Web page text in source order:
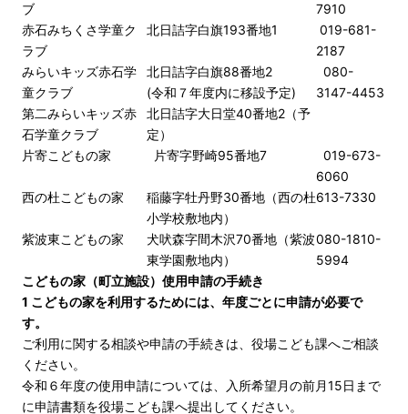
ブ
7910
赤石みちくさ学童ク
ラブ
北日詰字白旗193番地1
019-681-
2187
みらいキッズ赤石学
童クラブ
北日詰字白旗88番地2
(令和７年度内に移設予定)
080-
3147-4453
第二みらいキッズ赤
石学童クラブ
北日詰字大日堂40番地2（予
定）
片寄こどもの家
片寄字野崎95番地7
019-673-
6060
西の杜こどもの家
稲藤字牡丹野30番地（西の杜
小学校敷地内）
613-7330
紫波東こどもの家
犬吠森字間木沢70番地（紫波
東学園敷地内）
080-1810-
5994
こどもの家（町立施設）使用申請の手続き
1 こどもの家を利用するためには、年度ごとに申請が必要で
す。
ご利用に関する相談や申請の手続きは、役場こども課へご相談
ください。
令和６年度の使用申請については、入所希望月の前月15日まで
に申請書類を役場こども課へ提出してください。